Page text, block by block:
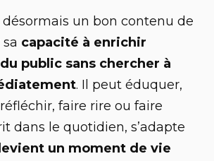
un bon contenu de
capacité à enrichir
du public sans chercher à
. Il peut éduquer,
faire rire ou faire
dans le quotidien, s’adapte
un moment de vie